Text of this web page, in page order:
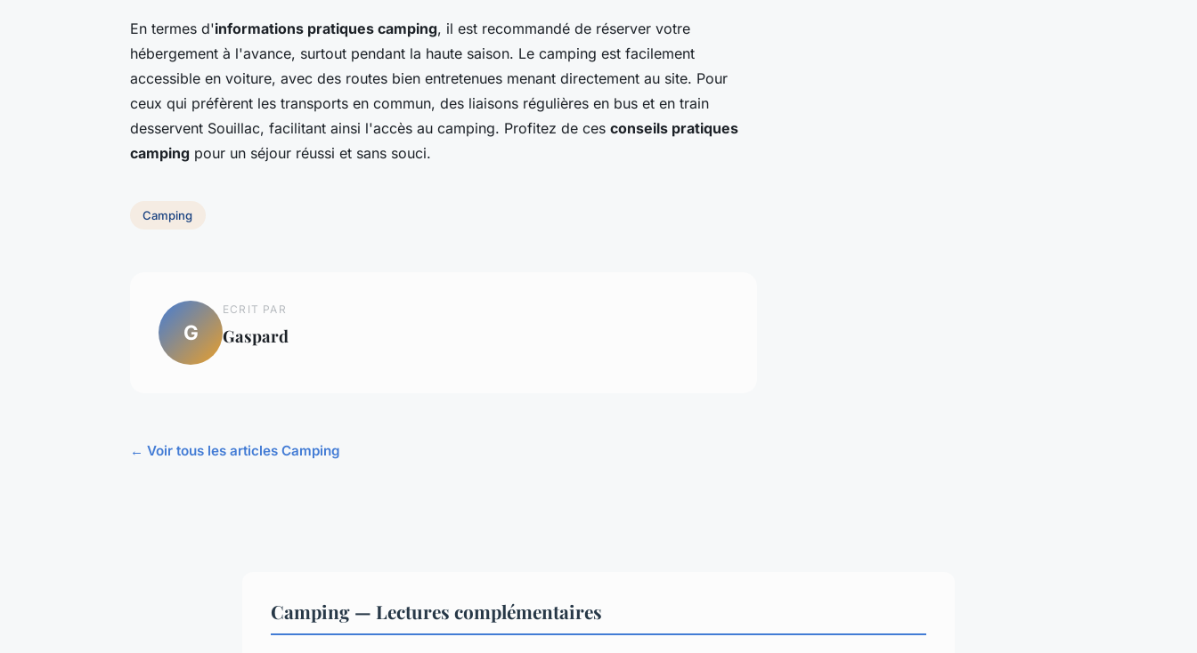
En termes d'informations pratiques camping, il est recommandé de réserver votre
hébergement à l'avance, surtout pendant la haute saison. Le camping est facilement
accessible en voiture, avec des routes bien entretenues menant directement au site. Pour
ceux qui préfèrent les transports en commun, des liaisons régulières en bus et en train
desservent Souillac, facilitant ainsi l'accès au camping. Profitez de ces conseils pratiques
camping pour un séjour réussi et sans souci.
Camping
G
ECRIT PAR
Gaspard
← Voir tous les articles Camping
Camping — Lectures complémentaires